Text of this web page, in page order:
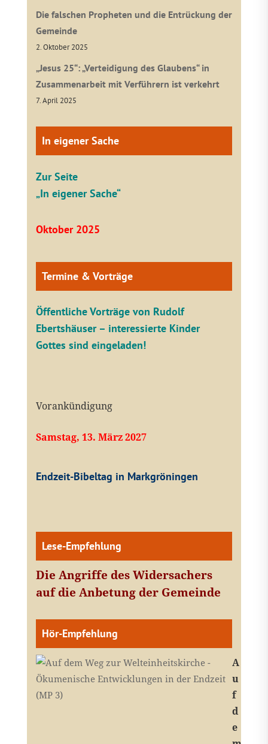
Die falschen Propheten und die Entrückung der
Gemeinde
2. Oktober 2025
„Jesus 25“: „Verteidigung des Glaubens“ in
Zusammenarbeit mit Verführern ist verkehrt
7. April 2025
In eigener Sache
Zur Seite
„In eigener Sache“
Oktober 2025
Termine & Vorträge
Öffentliche Vorträge von Rudolf
Ebertshäuser – interessierte Kinder
Gottes sind eingeladen!
Vorankündigung
Samstag, 13. März 2027
Endzeit-Bibeltag in Markgröningen
Lese-Empfehlung
Die Angriffe des Widersachers
auf die Anbetung der Gemeinde
Hör-Empfehlung
A
u
f
d
e